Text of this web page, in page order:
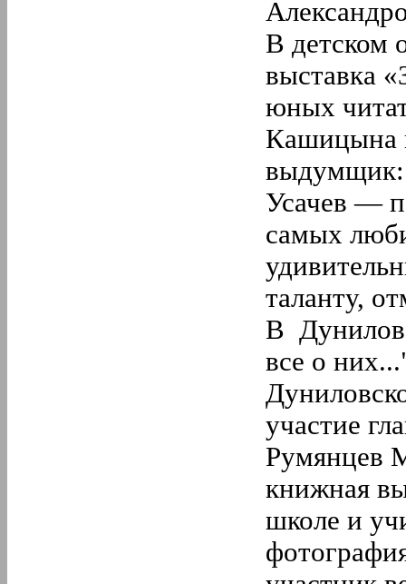
В детском
выставка
юных
Кашицына
выдумщик:
Усачев —
самых
таланту,
В
все о
участие
Румянцев
книжная
школе и